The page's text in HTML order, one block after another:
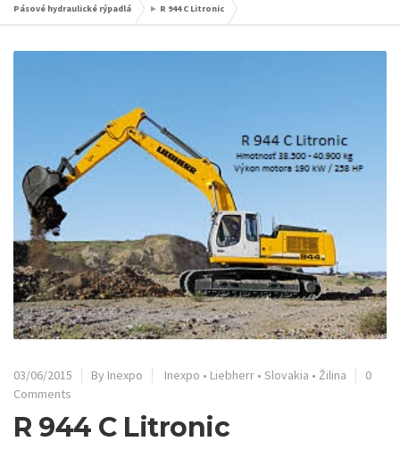
Pásové hydraulické rýpadlá ► R 944 C Litronic
03/06/2015 By Inexpo Inexpo • Liebherr • Slovakia • Žilina
0
Comments
R 944 C Litronic